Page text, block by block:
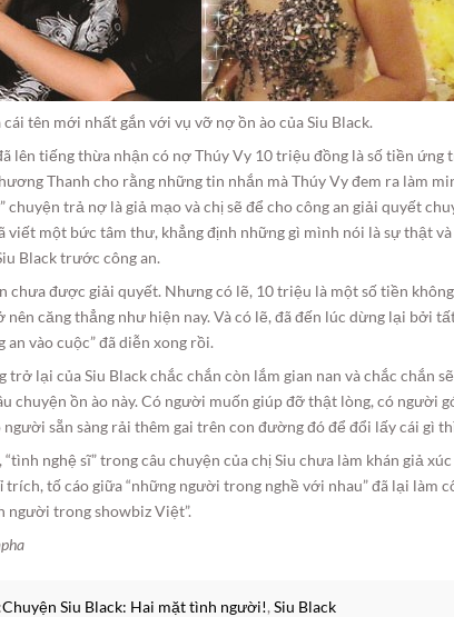
cái tên mới nhất gắn với vụ vỡ nợ ồn ào của Siu Black.
lên tiếng thừa nhận có nợ Thúy Vy 10 triệu đồng là số tiền
Thanh cho rằng những tin nhắn mà Thúy Vy đem ra làm
chuyện trả nợ là giả mạo và chị sẽ để cho công an giải quyết
viết một bức tâm thư, khẳng định những gì mình nói là sự thật
Black trước công an.
chưa được giải quyết. Nhưng có lẽ, 10 triệu là một số tiền
nên căng thẳng như hiện nay. Và có lẽ, đã đến lúc dừng lại bởi
an vào cuộc” đã diễn xong rồi.
trở lại của Siu Black chắc chắn còn lắm gian nan và chắc chắn
chuyện ồn ào này. Có người muốn giúp đỡ thật lòng, có người
người sẵn sàng rải thêm gai trên con đường đó để đổi lấy cái gì
“tình nghệ sĩ” trong câu chuyện của chị Siu chưa làm khán giả
trích, tố cáo giữa “những người trong nghề với nhau” đã lại làm
người trong showbiz Việt”.
Chuyện Siu Black: Hai mặt tình người!, Siu Black